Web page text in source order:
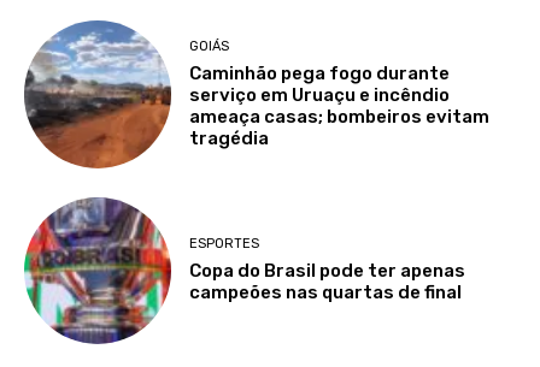
GOIÁS
Caminhão pega fogo durante
serviço em Uruaçu e incêndio
ameaça casas; bombeiros evitam
tragédia
ESPORTES
Copa do Brasil pode ter apenas
campeões nas quartas de final